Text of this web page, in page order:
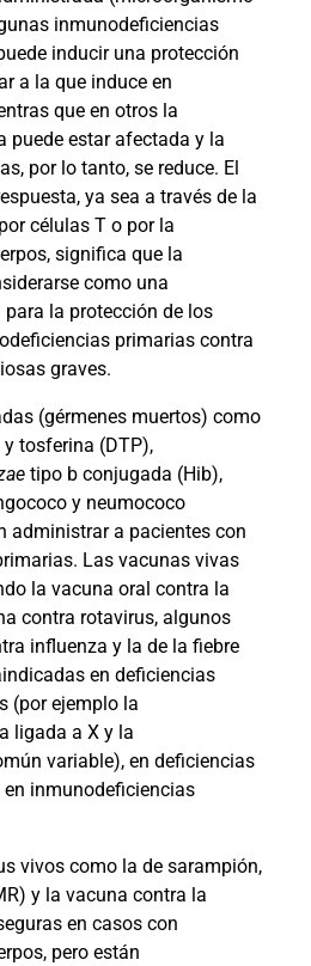
inmunodeficiencias
inducir una protección
a la que induce en
que en otros la
puede estar afectada y la
por lo tanto, se reduce. El
ya sea a través de la
células T o por la
significa que la
como una
la protección de los
primarias contra
graves.
(gérmenes muertos) como
tosferina (DTP),
tipo b conjugada (Hib),
y neumococo
administrar a pacientes con
Las vacunas vivas
la vacuna oral contra la
contra rotavirus, algunos
influenza y la de la fiebre
en deficiencias
(por ejemplo la
ligada a X y la
variable), en deficiencias
inmunodeficiencias
vivos como la de sarampión,
y la vacuna contra la
en casos con
pero están